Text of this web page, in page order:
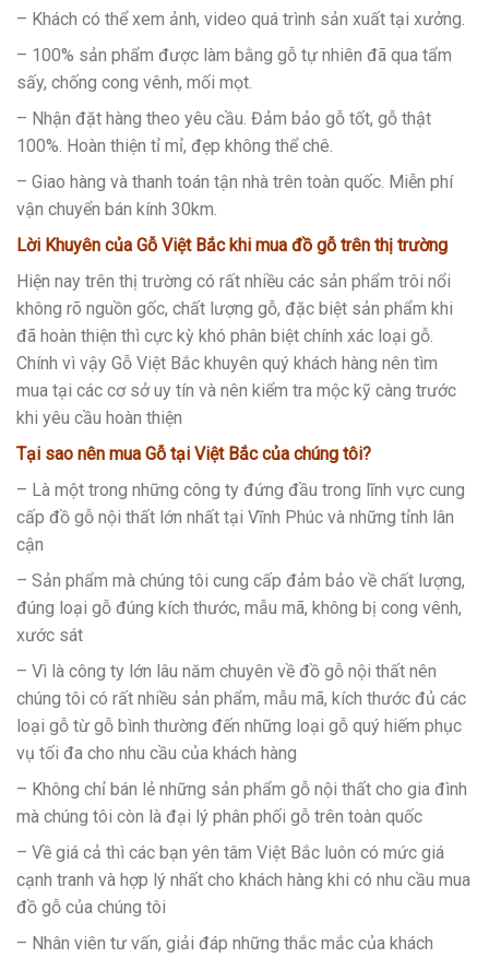
– Khách có thể xem ảnh, video quá trình sản xuất tại xưởng.
– 100% sản phẩm được làm bằng gỗ tự nhiên đã qua tẩm
sấy, chống cong vênh, mối mọt.
– Nhận đặt hàng theo yêu cầu. Đảm bảo gỗ tốt, gỗ thật
100%. Hoàn thiện tỉ mỉ, đẹp không thể chê.
– Giao hàng và thanh toán tận nhà trên toàn quốc. Miễn phí
vận chuyển bán kính 30km.
Lời Khuyên của Gỗ Việt Bắckhi mua đồ gỗ trên thị trường
Hiện nay trên thị trường có rất nhiều các sản phẩm trôi nổi
không rõ nguồn gốc, chất lượng gỗ, đặc biệt sản phẩm khi
đã hoàn thiện thì cực kỳ khó phân biệt chính xác loại gỗ.
Chính vì vậy Gỗ Việt Bắc khuyên quý khách hàng nên tìm
mua tại các cơ sở uy tín và nên kiểm tra mộc kỹ càng trước
khi yêu cầu hoàn thiện
Tại sao nên mua Gỗ tại Việt Bắc của chúng tôi?
– Là một trong những công ty đứng đầu trong lĩnh vực cung
cấp đồ gỗ nội thất lớn nhất tại Vĩnh Phúc và những tỉnh lân
cận
– Sản phẩm mà chúng tôi cung cấp đảm bảo về chất lượng,
đúng loại gỗ đúng kích thước, mẫu mã, không bị cong vênh,
xước sát
– Vì là công ty lớn lâu năm chuyên về đồ gỗ nội thất nên
chúng tôi có rất nhiều sản phẩm, mẫu mã, kích thước đủ các
loại gỗ từ gỗ bình thường đến những loại gỗ quý hiếm phục
vụ tối đa cho nhu cầu của khách hàng
– Không chỉ bán lẻ những sản phẩm gỗ nội thất cho gia đình
mà chúng tôi còn là đại lý phân phối gỗ trên toàn quốc
– Về giá cả thì các bạn yên tâm Việt Bắc luôn có mức giá
cạnh tranh và hợp lý nhất cho khách hàng khi có nhu cầu mua
đồ gỗ của chúng tôi
– Nhân viên tư vấn, giải đáp những thắc mắc của khách